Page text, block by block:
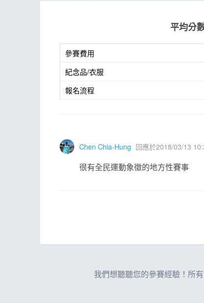
平均分
參賽費用
紀念品/衣服
報名流程
Chen Chia-Hung 回應於2018/03/13
很有全民運動象徵的地方性賽事
我們想聽聽您的參賽經驗！所